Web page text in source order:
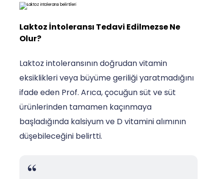
Laktoz İntoleransı Tedavi Edilmezse Ne
Olur?
Laktoz intoleransının doğrudan vitamin
eksiklikleri veya büyüme geriliği yaratmadığını
ifade eden Prof. Arıca, çocuğun süt ve süt
ürünlerinden tamamen kaçınmaya
başladığında kalsiyum ve D vitamini alımının
düşebileceğini belirtti.